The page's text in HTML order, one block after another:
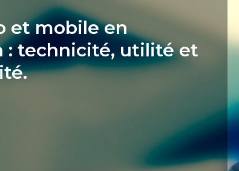
et mobile en
: technicité, utilité et